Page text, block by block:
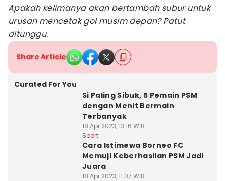
Apakah kelimanya akan bertambah subur untuk
urusan mencetak gol musim depan? Patut
ditunggu.
Share Article
Curated For You
Si Paling Sibuk, 5 Pemain PSM
dengan Menit Bermain
Terbanyak
18 Apr 2023, 13:16 WIB
Sport
Cara Istimewa Borneo FC
Memuji Keberhasilan PSM Jadi
Juara
18 Apr 2023, 11:07 WIB